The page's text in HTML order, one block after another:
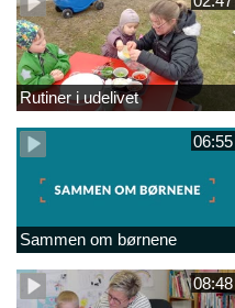
Rutiner i udelivet
06:55
Sammen om børnene
08:48